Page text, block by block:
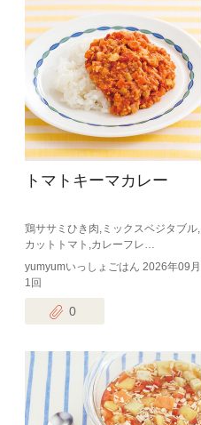
トマトキーマカレー
鶏ササミひき肉,ミックスベジタブル,
カットトマト,カレーフレ…
yumyumいっしょごはん 2026年09月
1回
0